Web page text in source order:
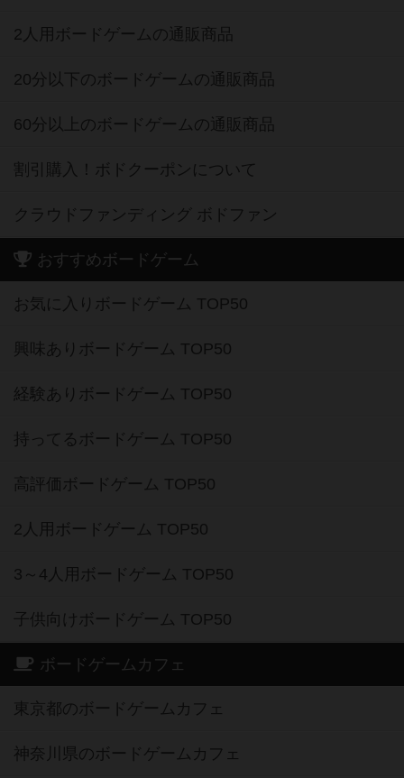
2人用ボードゲームの通販商品
20分以下のボードゲームの通販商品
60分以上のボードゲームの通販商品
割引購入！ボドクーポンについて
クラウドファンディング ボドファン
おすすめボードゲーム
お気に入りボードゲーム TOP50
興味ありボードゲーム TOP50
経験ありボードゲーム TOP50
持ってるボードゲーム TOP50
高評価ボードゲーム TOP50
2人用ボードゲーム TOP50
3～4人用ボードゲーム TOP50
子供向けボードゲーム TOP50
ボードゲームカフェ
東京都のボードゲームカフェ
神奈川県のボードゲームカフェ